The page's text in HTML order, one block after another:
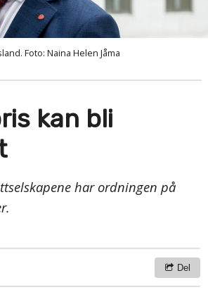
Foto: Naina Helen Jåma
kan bli
har ordningen på
Del